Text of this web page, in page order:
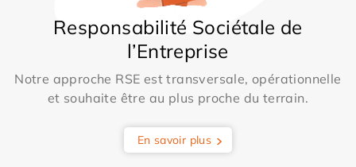
Responsabilité Sociétale de
l’Entreprise
Notre approche RSE est transversale, opérationnelle
et souhaite être au plus proche du terrain.
En savoir plus